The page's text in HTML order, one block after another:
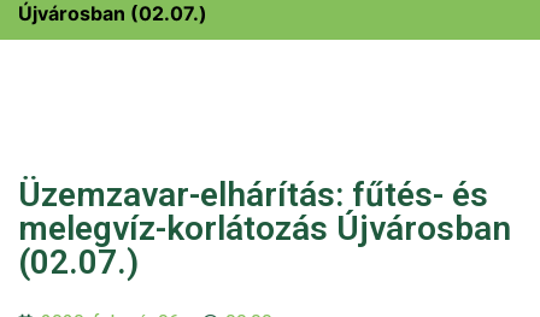
Újvárosban (02.07.)
Üzemzavar-elhárítás: fűtés- és
melegvíz-korlátozás Újvárosban
(02.07.)